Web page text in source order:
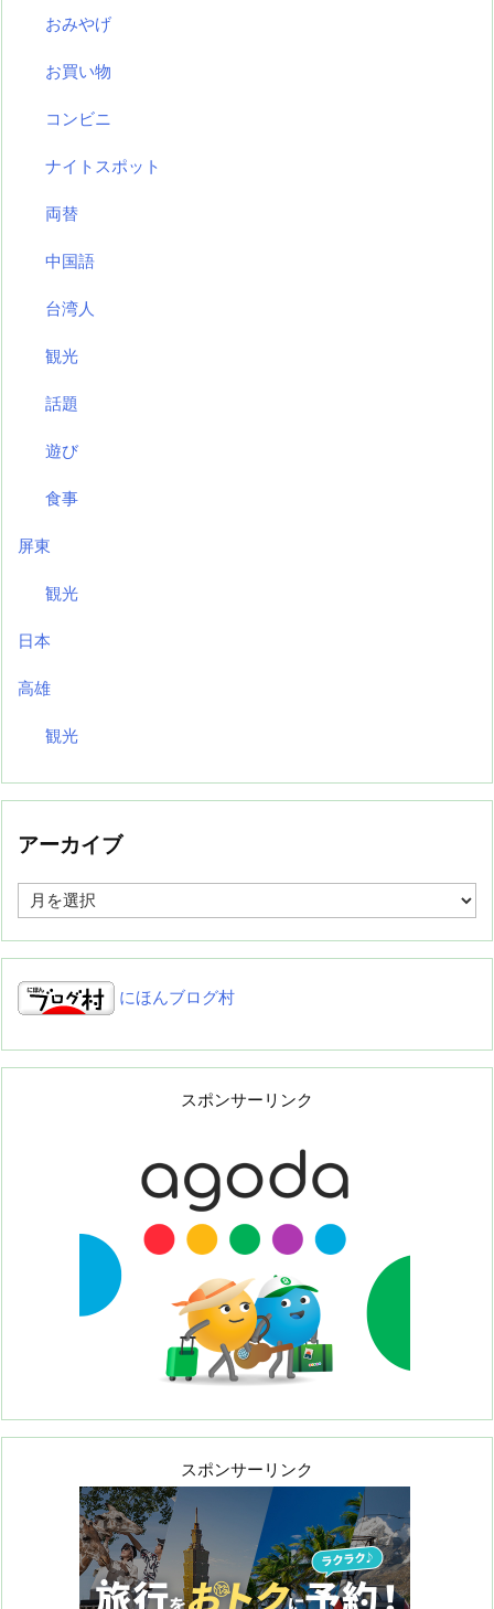
おみやげ
お買い物
コンビニ
ナイトスポット
両替
中国語
台湾人
観光
話題
遊び
食事
屏東
観光
日本
高雄
観光
アーカイブ
ア
ー
イ
ブ
にほんブログ村
スポンサーリンク
スポンサーリンク